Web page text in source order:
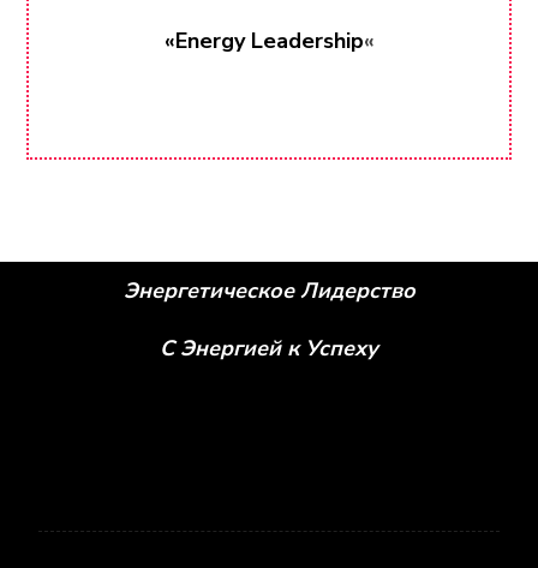
«Energy Leadership«
Энергетическое Лидерство
С Энергией к Успеху